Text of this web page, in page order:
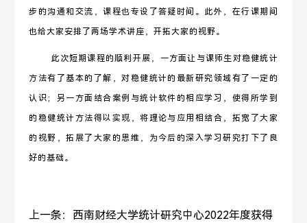
步的沟通和交流，课程也专设了答疑时间。此外，在行课期间
也给大家安排了两场学术讲座，开拓大家的视野。
此次短期课程的顺利开展，一方面让与课师生对稳健统计
方法有了基本的了解，对稳健统计的最新研究领域有了一定的
认识；另一方面结合案例与统计软件的相应学习，使得所学到
的稳健统计方法得以实现，将理论与应用相结合，拓宽了大家
的视野，拓展了大家的思维，为今后的深入学习研究打下了良
好的基础。
上一条： 西南财经大学统计研究中心2022年度获得